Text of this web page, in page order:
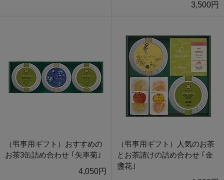
3,500円
（弔事用ギフト）おすすめの
お茶3缶詰め合わせ ｢矢車菊｣
4,050円
（弔事用ギフト）人気のお茶
とお茶請けの詰め合わせ ｢金
盞花｣